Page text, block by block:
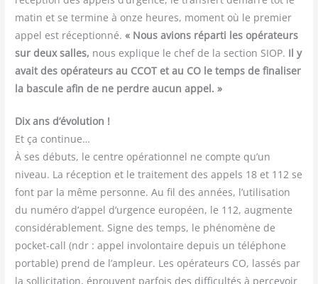
matin et se ter­mine à onze heures, moment où le pre­mier
appel est récep­tion­né. « Nous avions répar­ti les opé­ra­teurs
sur deux salles, nous explique le chef de la sec­tion SIOP. Il y
avait des opé­ra­teurs au CCOT et au CO le temps de fina­li­ser
la bas­cule afin de ne perdre aucun appel. »
Dix ans d’évolution !
Et ça conti­nue…
À ses débuts, le centre opé­ra­tion­nel ne compte qu’un
niveau. La récep­tion et le trai­te­ment des appels 18 et 112 se
font par la même per­sonne. Au fil des années, l’utilisation
du numé­ro d’appel d’urgence euro­péen, le 112, aug­mente
consi­dé­ra­ble­ment. Signe des temps, le phé­no­mène de
pocket-call (ndr : appel invo­lon­taire depuis un télé­phone
por­table) prend de l’ampleur. Les opé­ra­teurs CO, las­sés par
la sol­li­ci­ta­tion, éprouvent par­fois des dif­fi­cul­tés à per­ce­voir